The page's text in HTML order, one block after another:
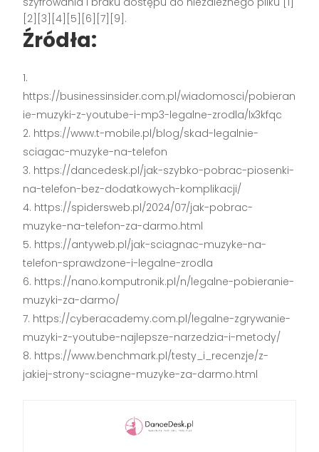
[2][3][4][5][6][7][9].
Źródła:
https://businessinsider.com.pl/wiadomosci/pobieran
ie-muzyki-z-youtube-i-mp3-legalne-zrodla/lx3kfqc
https://www.t-mobile.pl/blog/skad-legalnie-
sciagac-muzyke-na-telefon
https://dancedesk.pl/jak-szybko-pobrac-piosenki-
na-telefon-bez-dodatkowych-komplikacji/
https://spidersweb.pl/2024/07/jak-pobrac-
muzyke-na-telefon-za-darmo.html
https://antyweb.pl/jak-sciagnac-muzyke-na-
telefon-sprawdzone-i-legalne-zrodla
https://nano.komputronik.pl/n/legalne-pobieranie-
muzyki-za-darmo/
https://cyberacademy.com.pl/legalne-zgrywanie-
muzyki-z-youtube-najlepsze-narzedzia-i-metody/
https://www.benchmark.pl/testy_i_recenzje/z-
jakiej-strony-sciagne-muzyke-za-darmo.html